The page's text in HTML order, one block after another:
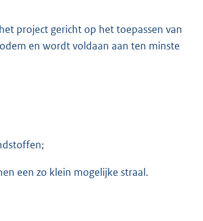
project gericht op het toepassen van
en wordt voldaan aan ten minste
een zo klein mogelijke straal.